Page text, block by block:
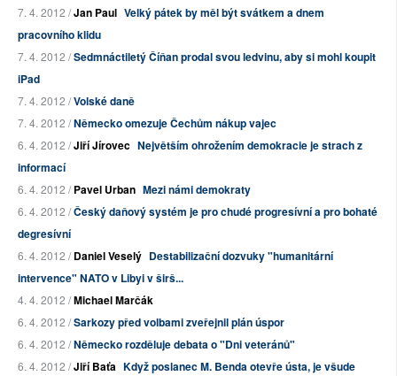
7. 4. 2012 /Jan Paul Velký pátek by měl být svátkem a dnem
pracovního klidu
7. 4. 2012 /Sedmnáctiletý Číňan prodal svou ledvinu, aby si mohl koupit
iPad
7. 4. 2012 /Volské daně
7. 4. 2012 /Německo omezuje Čechům nákup vajec
6. 4. 2012 /Jiří Jírovec Největším ohrožením demokracie je strach z
informací
6. 4. 2012 /Pavel Urban Mezi námi demokraty
6. 4. 2012 /Český daňový systém je pro chudé progresívní a pro bohaté
degresívní
6. 4. 2012 /Daniel Veselý Destabilizační dozvuky "humanitární
intervence" NATO v Libyi v širš...
4. 4. 2012 /Michael Marčák
6. 4. 2012 /Sarkozy před volbami zveřejnil plán úspor
6. 4. 2012 /Německo rozděluje debata o "Dni veteránů"
6. 4. 2012 /Jiří Baťa Když poslanec M. Benda otevře ústa, je všude